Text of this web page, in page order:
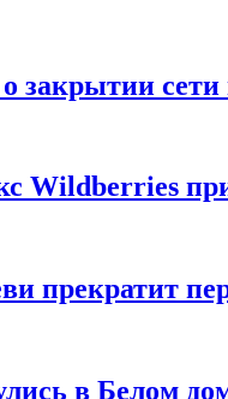
сети
Wildberries
прекратит
в Белом